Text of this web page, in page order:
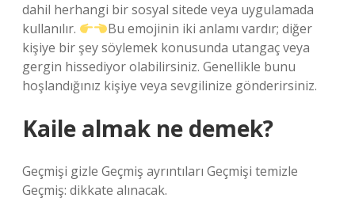
dahil herhangi bir sosyal sitede veya uygulamada
kullanılır.
Bu emojinin iki anlamı vardır; diğer
kişiye bir şey söylemek konusunda utangaç veya
gergin hissediyor olabilirsiniz. Genellikle bunu
hoşlandığınız kişiye veya sevgilinize gönderirsiniz.
Kaile almak ne demek?
Geçmişi gizle Geçmiş ayrıntıları Geçmişi temizle
Geçmiş: dikkate alınacak.